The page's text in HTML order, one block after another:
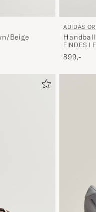
Beige
ADIDAS
FINDES I
899,-